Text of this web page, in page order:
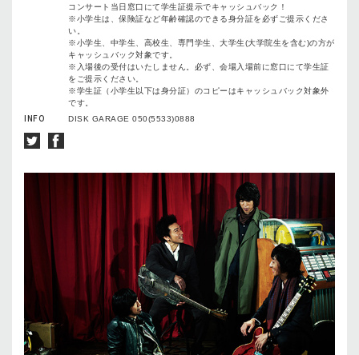
コンサート当日窓口にて学生証提示でキャッシュバック！
※小学生は、保険証など年齢確認のできる身分証を必ずご提示くださ
い。
※小学生、中学生、高校生、専門学生、大学生(大学院生を含む)の方が
キャッシュバック対象です。
※入場後の受付はいたしません。必ず、会場入場前に窓口にて学生証
をご提示ください。
※学生証（小学生以下は身分証）のコピーはキャッシュバック対象外
です。
INFO
DISK GARAGE 050(5533)0888